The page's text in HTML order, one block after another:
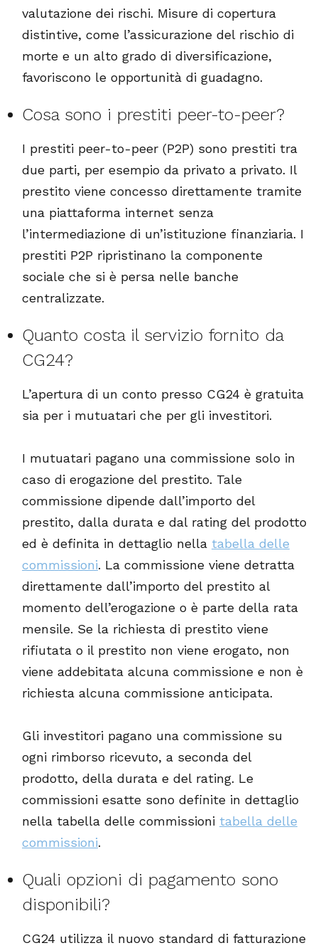
valutazione dei rischi. Misure di copertura
distintive, come l’assicurazione del rischio di
morte e un alto grado di diversificazione,
favoriscono le opportunità di guadagno.
Cosa sono i prestiti peer-to-peer?
I prestiti peer-to-peer (P2P) sono prestiti tra
due parti, per esempio da privato a privato. Il
prestito viene concesso direttamente tramite
una piattaforma internet senza
l’intermediazione di un’istituzione finanziaria. I
prestiti P2P ripristinano la componente
sociale che si è persa nelle banche
centralizzate.
Quanto costa il servizio fornito da
CG24?
L’apertura di un conto presso CG24 è gratuita
sia per i mutuatari che per gli investitori.
I mutuatari pagano una commissione solo in
caso di erogazione del prestito. Tale
commissione dipende dall’importo del
prestito, dalla durata e dal rating del prodotto
ed è definita in dettaglio nella tabella delle
commissioni. La commissione viene detratta
direttamente dall’importo del prestito al
momento dell’erogazione o è parte della rata
mensile. Se la richiesta di prestito viene
rifiutata o il prestito non viene erogato, non
viene addebitata alcuna commissione e non è
richiesta alcuna commissione anticipata.
Gli investitori pagano una commissione su
ogni rimborso ricevuto, a seconda del
prodotto, della durata e del rating. Le
commissioni esatte sono definite in dettaglio
nella tabella delle commissioni tabella delle
commissioni.
Quali opzioni di pagamento sono
disponibili?
CG24 utilizza il nuovo standard di fatturazione